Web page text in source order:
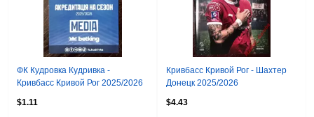
ФК Кудровка Кудривка -
Кривбасс Кривой Рог 2025/2026
$1.11
Кривбасс Кривой Рог - Шахтер
Донецк 2025/2026
$4.43